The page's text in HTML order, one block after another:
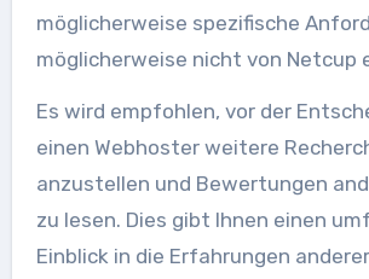
möglicherweise spezifische
möglicherweise nicht von Netcup
Es wird empfohlen, vor der
einen Webhoster weitere
anzustellen und Bewertungen
zu lesen. Dies gibt Ihnen einen
Einblick in die Erfahrungen